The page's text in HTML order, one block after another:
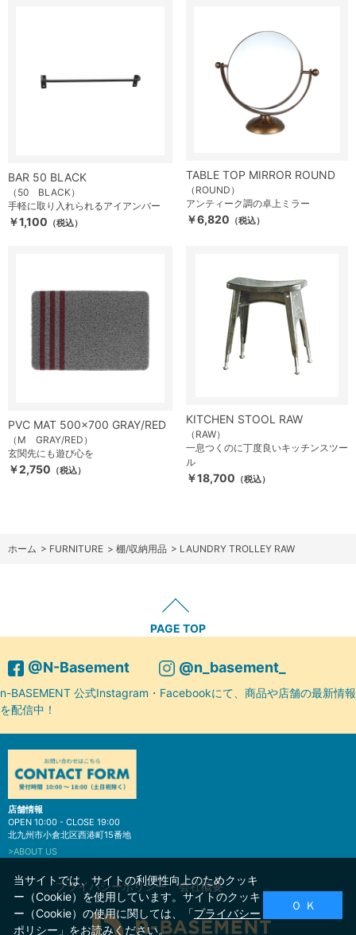
BAR 50 BLACK
（50 BLACK）
手軽に取り入れられるアイアンバー
￥1,100 （税込）
TABLE TOP MIRROR ROUND
（ROUND）
アンティーク調の卓上ミラー
￥6,820 （税込）
PVC MAT 500×700 GRAY/RED
（M GRAY/RED）
玄関先にも遊び心を
￥2,750 （税込）
KITCHEN STOOL RAW
（RAW）
一息つくのに丁度良いキッチンスツー
ル
￥18,700 （税込）
ホーム > FURNITURE > 棚/収納用品 > LAUNDRY TROLLEY RAW
PAGE TOP
@N-Basement @n_basement_
n-BASEMENT 公式Instagram・Facebookにて、商品や店舗の最新情報
を配信中！
店舗情報
OPEN 10:00 - CLOSE 19:00
北九州市小倉北区西港町15番地
>ABOUT US
プライバシーポリシー 会社概要
当サイトでは、サイトの利便性向上のためクッキ
ー（Cookie）を使用しています。サイトのクッキ
ー（Cookie）の使用に関しては、「プライバシー
ポリシー 」をお読みください。
Ｏ Ｋ